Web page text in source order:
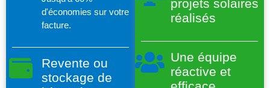
d'économies sur votre
facture.
Revente ou
stockage de
projets solaires
réalisés
Une équipe
réactive et